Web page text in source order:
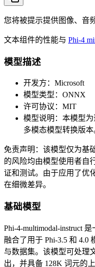
您将被提示提供图像、音
文本组件的性能与 Phi-4
模型描述
开发方：Microsoft
模型类型：ONNX
许可协议：MIT
模型说明：本模型为
多模态模型转换版本
免责声明：该模型仅为基
的风险均由模型使用者自
证和测试。由于应用了优
在细微差异。
基础模型
Phi-4-multimodal-instruct
融合了用于 Phi-3.5 和 4.0
与数据集。该模型可处理
出，并具备 128K 词元的